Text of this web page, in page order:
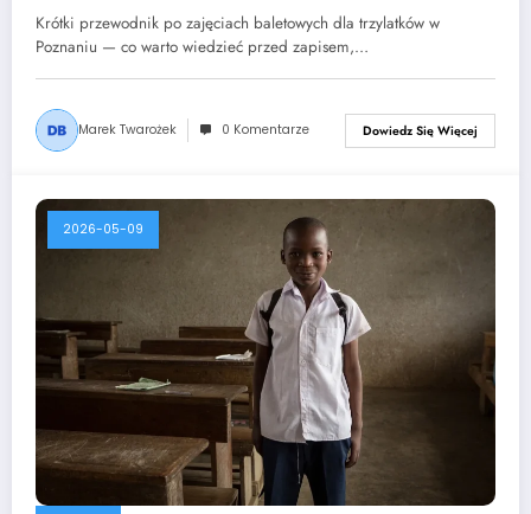
Krótki przewodnik po zajęciach baletowych dla trzylatków w
Poznaniu — co warto wiedzieć przed zapisem,…
Marek Twarożek 0 Komentarze Dowiedz Się Więcej
2026-05-09